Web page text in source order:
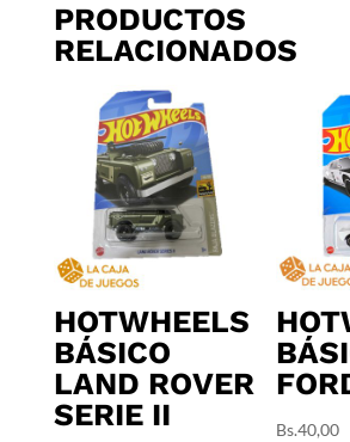
PRODUCTOS
RELACIONADOS
HOTWHEELS
BÁSICO
LAND ROVER
SERIE II
Bs.40,00